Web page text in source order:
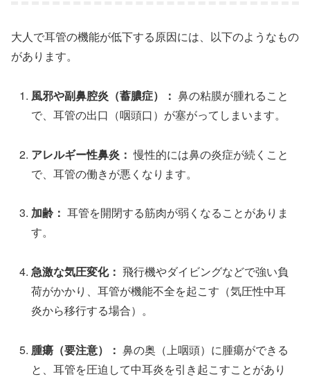
大人で耳管の機能が低下する原因には、以下のようなもの
があります。
風邪や副鼻腔炎（蓄膿症）： 鼻の粘膜が腫れること
で、耳管の出口（咽頭口）が塞がってしまいます。
アレルギー性鼻炎： 慢性的には鼻の炎症が続くこと
で、耳管の働きが悪くなります。
加齢： 耳管を開閉する筋肉が弱くなることがありま
す。
急激な気圧変化： 飛行機やダイビングなどで強い負
荷がかかり、耳管が機能不全を起こす（気圧性中耳
炎から移行する場合）。
腫瘍（要注意）： 鼻の奥（上咽頭）に腫瘍ができる
と、耳管を圧迫して中耳炎を引き起こすことがあり